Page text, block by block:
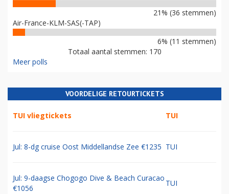
21% (36 stemmen)
Air-France-KLM-SAS(-TAP)
6% (11 stemmen)
Totaal aantal stemmen: 170
Meer polls
VOORDELIGE RETOURTICKETS
TUI vliegtickets TUI
Jul: 8-dg cruise Oost Middellandse Zee €1235 TUI
Jul: 9-daagse Chogogo Dive & Beach Curacao
€1056
TUI